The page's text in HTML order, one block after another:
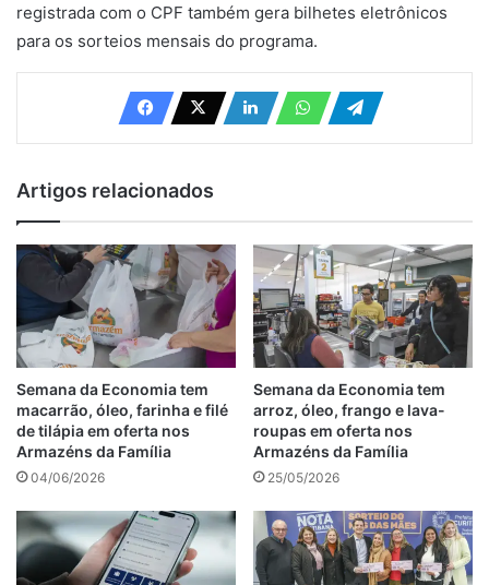
registrada com o CPF também gera bilhetes eletrônicos
para os sorteios mensais do programa.
Artigos relacionados
Semana da Economia tem
macarrão, óleo, farinha e filé
de tilápia em oferta nos
Armazéns da Família
04/06/2026
Semana da Economia tem
arroz, óleo, frango e lava-
roupas em oferta nos
Armazéns da Família
25/05/2026